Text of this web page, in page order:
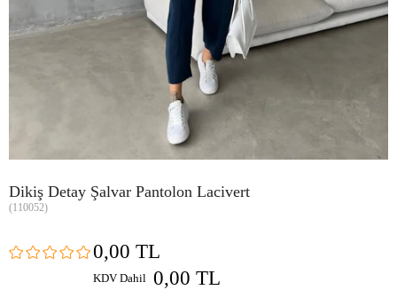
Dikiş Detay Şalvar Pantolon Lacivert
(110052)
0,00 TL
KDV Dahil 0,00 TL